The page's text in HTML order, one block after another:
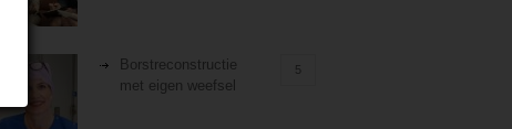
Borstreconstructie
met eigen weefsel
5